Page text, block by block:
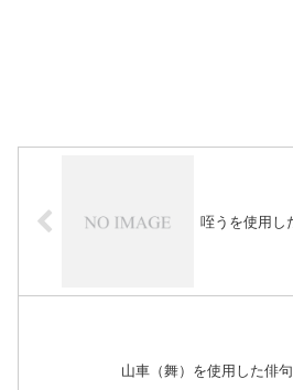
咥うを使用し
山車（舞）を使用した俳句